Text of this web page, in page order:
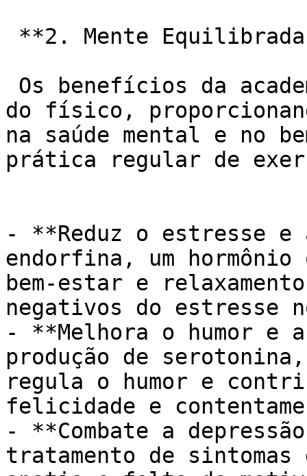
do físico,
na saúde mental e no
prática regular de
- **Reduz o estresse e
endorfina, um hormônio
bem-estar e
negativos do estresse
- **Melhora o humor e
produção de
regula o humor e
felicidade e
- **Combate a
tratamento de